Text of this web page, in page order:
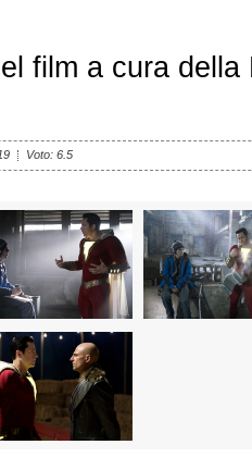
film a cura della
Voto: 6.5